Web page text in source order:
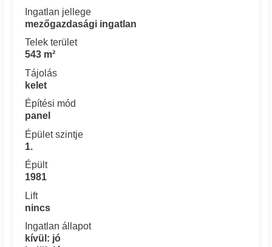
Ingatlan jellege
mezőgazdasági ingatlan
Telek terület
543 m²
Tájolás
kelet
Építési mód
panel
Épület szintje
1.
Épült
1981
Lift
nincs
Ingatlan állapot
kívül: jó